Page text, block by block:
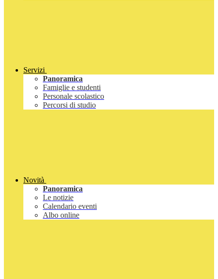
Servizi
Panoramica
Famiglie e studenti
Personale scolastico
Percorsi di studio
Novità
Panoramica
Le notizie
Calendario eventi
Albo online